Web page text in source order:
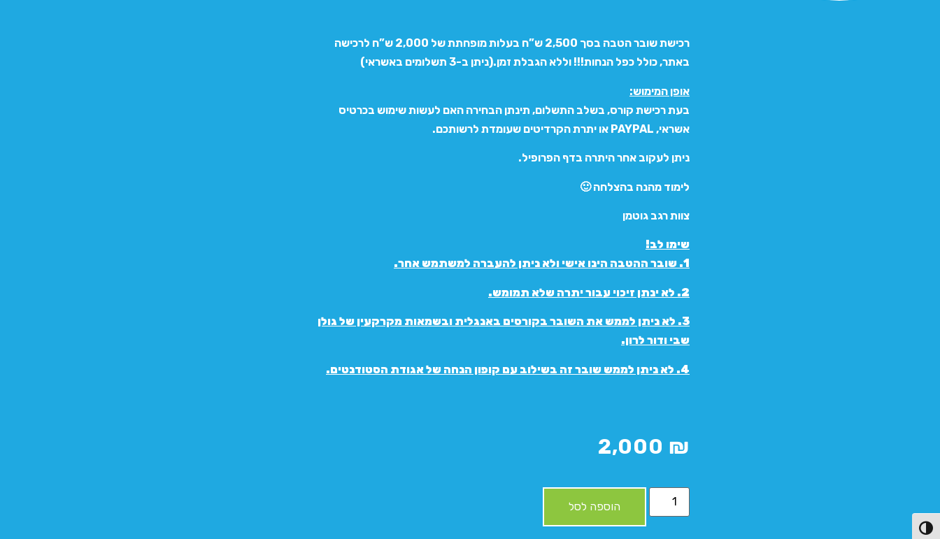
הפעל/כבה ניגודיות גבוהה
רכישת שובר הטבה בסך 2,500 ש”ח בעלות מופחתת של 2,000 ש”ח לרכישה
באתר, כולל כפל הנחות!!! וללא הגבלת זמן.(ניתן ב-3 תשלומים באשראי)
אופן המימוש:
בעת רכישת קורס, בשלב התשלום, תינתן הבחירה האם לעשות שימוש בכרטיס
אשראי, PAYPAL או יתרת הקרדיטים שעומדת לרשותכם.
ניתן לעקוב אחר היתרה בדף הפרופיל.
לימוד מהנה בהצלחה 🙂
צוות רגב גוטמן
שימו לב!
1. שובר ההטבה הינו אישי ולא ניתן להעברה למשתמש אחר.
2. לא ינתן זיכוי עבור יתרה שלא תמומש.
3. לא ניתן לממש את השובר בקורסים באנגלית ובשמאות מקרקעין של גולן
שבי ודור לרון.
4. לא ניתן לממש שובר זה בשילוב עם קופון הנחה של אגודת הסטודנטים.
2,000 ₪
הוספה לסל